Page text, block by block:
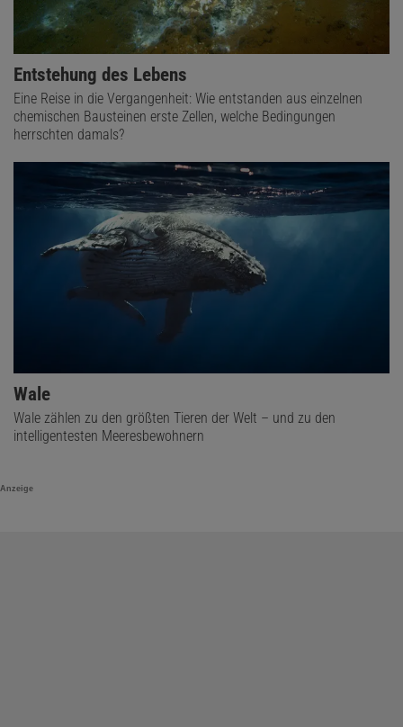
Entstehung des Lebens
Eine Reise in die Vergangenheit: Wie entstanden aus einzelnen
chemischen Bausteinen erste Zellen, welche Bedingungen
herrschten damals?
Wale
Wale zählen zu den größten Tieren der Welt – und zu den
intelligentesten Meeresbewohnern
Anzeige